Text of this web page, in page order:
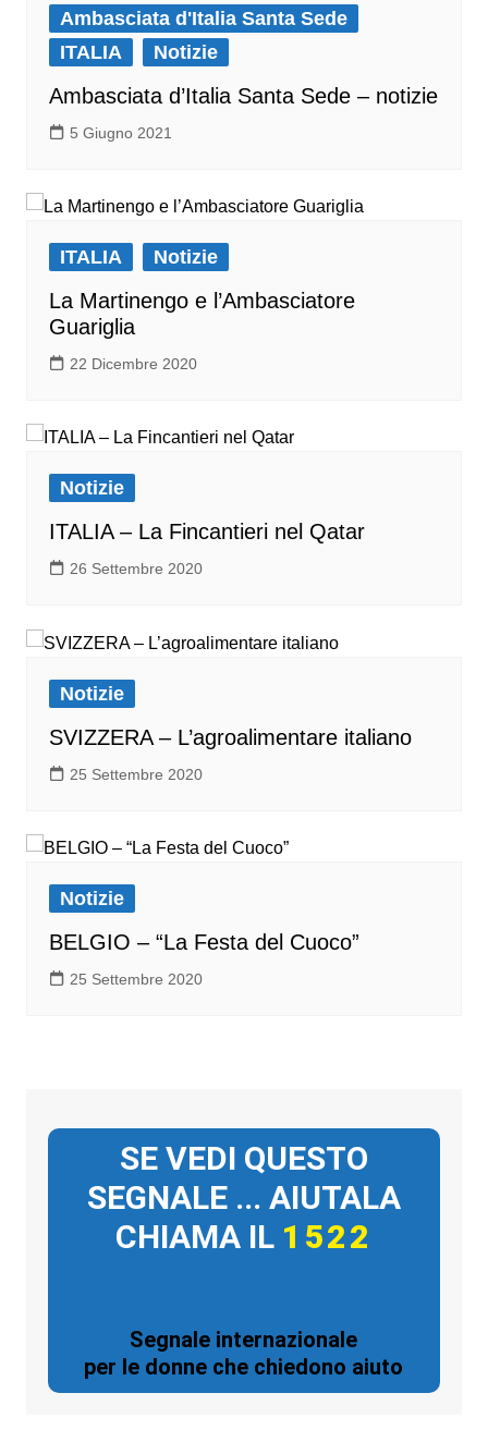
Ambasciata d'Italia Santa Sede
ITALIA
Notizie
Ambasciata d’Italia Santa Sede – notizie
5 Giugno 2021
ITALIA Notizie
La Martinengo e l’Ambasciatore
Guariglia
22 Dicembre 2020
Notizie
ITALIA – La Fincantieri nel Qatar
26 Settembre 2020
Notizie
SVIZZERA – L’agroalimentare italiano
25 Settembre 2020
Notizie
BELGIO – “La Festa del Cuoco”
25 Settembre 2020
SE VEDI QUESTO
SEGNALE ... AIUTALA
CHIAMA IL 1522
Segnale internazionale
per le donne che chiedono aiuto